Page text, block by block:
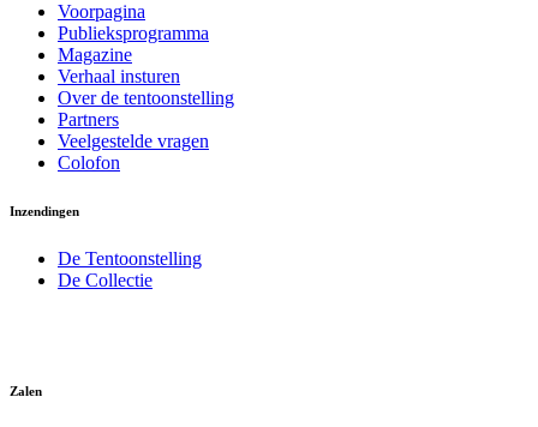
Voorpagina
Publieksprogramma
Magazine
Verhaal insturen
Over de tentoonstelling
Partners
Veelgestelde vragen
Colofon
Inzendingen
De Tentoonstelling
De Collectie
Zalen